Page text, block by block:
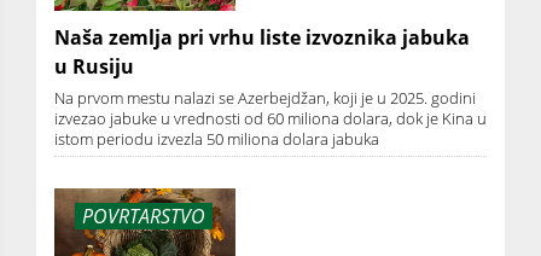
Naša zemlja pri vrhu liste izvoznika jabuka
u Rusiju
Na prvom mestu nalazi se Azerbejdžan, koji je u 2025. godini
izvezao jabuke u vrednosti od 60 miliona dolara, dok je Kina u
istom periodu izvezla 50 miliona dolara jabuka
POVRTARSTVO